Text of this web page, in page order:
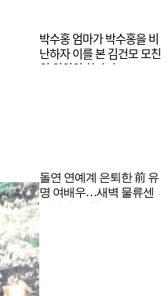
박수홍 엄마가 박수홍을 비
난하자 이를 본 김건모 모친
돌연 연예계 은퇴한 前 유
명 여배우…새벽 물류센
터에서 ‘포착’